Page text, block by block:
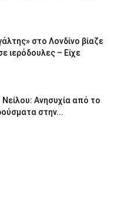
στο Λονδίνο βίαζε
ιερόδουλες – Είχε
Νείλου: Ανησυχία από το
στην...